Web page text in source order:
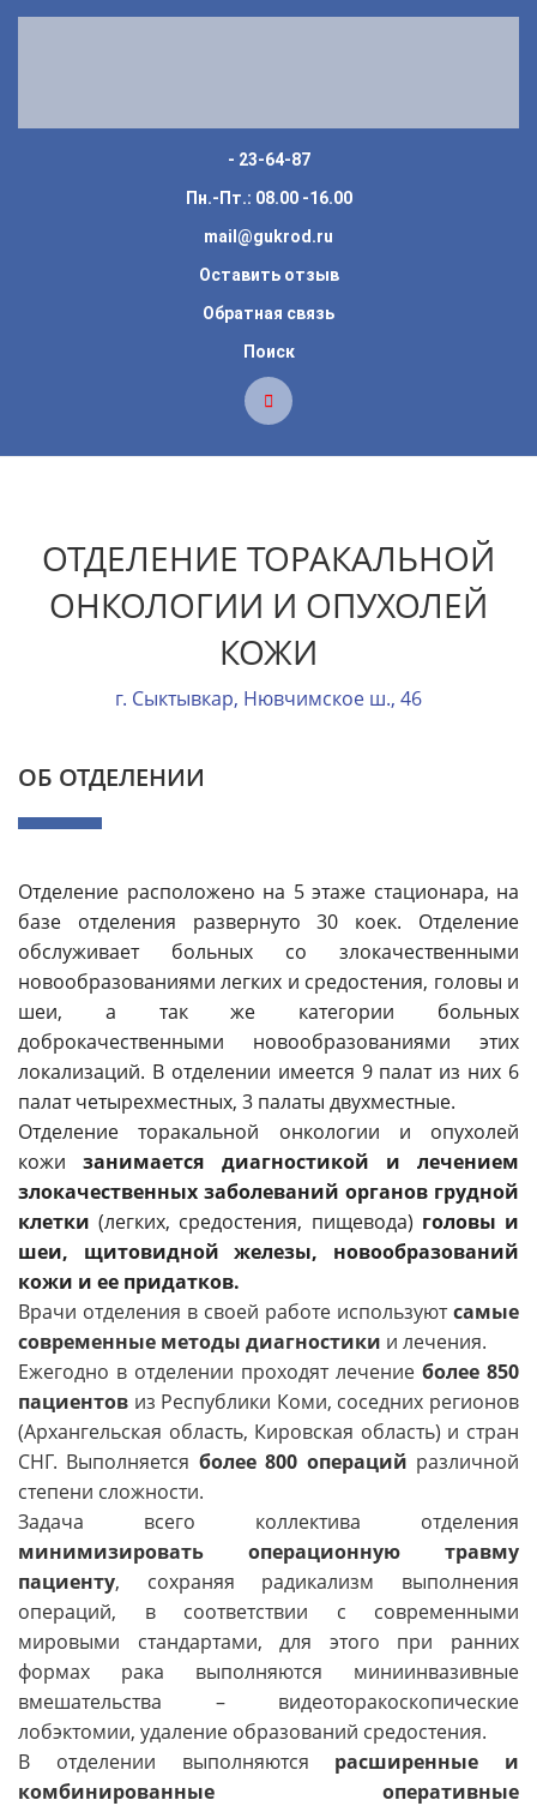
- 23-64-87
Пн.-Пт.: 08.00 -16.00
mail@gukrod.ru
Оставить отзыв
Обратная связь
Поиск
ОТДЕЛЕНИЕ ТОРАКАЛЬНОЙ
ОНКОЛОГИИ И ОПУХОЛЕЙ
КОЖИ
г. Сыктывкар, Нювчимское ш., 46
ОБ ОТДЕЛЕНИИ
Отделение расположено на 5 этаже стационара, на
базе отделения развернуто 30 коек. Отделение
обслуживает больных со злокачественными
новообразованиями легких и средостения, головы и
шеи, а так же категории больных
доброкачественными новообразованиями этих
локализаций. В отделении имеется 9 палат из них 6
палат четырехместных, 3 палаты двухместные.
Отделение торакальной онкологии и опухолей
кожизанимается диагностикой и лечением
злокачественных заболеваний органов грудной
клетки (легких, средостения, пищевода) головы и
шеи, щитовидной железы, новообразований
кожи и ее придатков.
Врачи отделения в своей работе используютсамые
современные методы диагностики и лечения.
Ежегодно в отделении проходят лечение более 850
пациентов из Республики Коми, соседних регионов
(Архангельская область, Кировская область) и стран
СНГ. Выполняется более 800 операций различной
степени сложности.
Задача всего коллектива отделения
минимизировать операционную травму
пациенту, сохраняя радикализм выполнения
операций, в соответствии с современными
мировыми стандартами, для этого при ранних
формах рака выполняются миниинвазивные
вмешательства – видеоторакоскопические
лобэктомии, удаление образований средостения.
В отделении выполняются расширенные и
комбинированные оперативные